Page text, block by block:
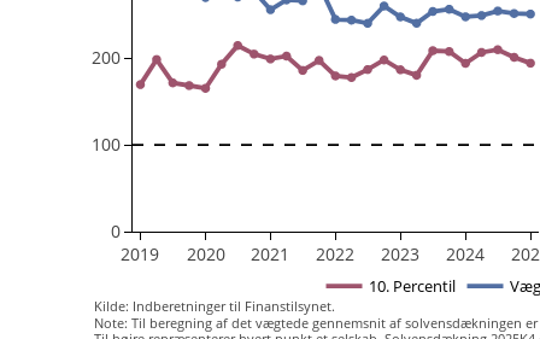
2019 2020 2021 2022 2023 2024
0
100
200
10. Percentil
Kilde: Indberetninger til Finanstilsynet.
Note: Til beregning af det vægtede gennemsnit af solvensdækningen